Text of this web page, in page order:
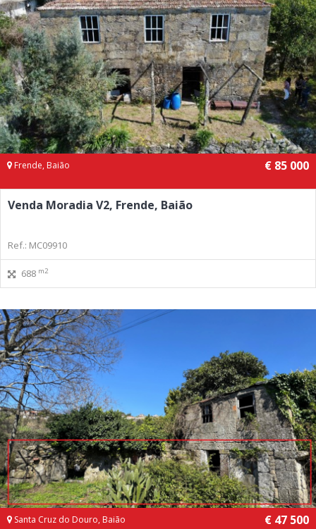
Frende, Baião € 85 000
Venda Moradia V2, Frende, Baião
Ref.: MC09910
688 m2
Santa Cruz do Douro, Baião € 47 500